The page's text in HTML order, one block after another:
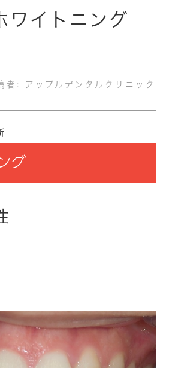
ワイトニング
者: アップルデンタルクリニック
グ